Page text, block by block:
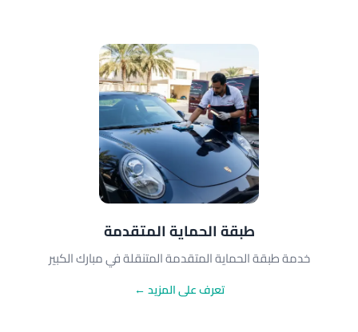
طبقة الحماية المتقدمة
خدمة طبقة الحماية المتقدمة المتنقلة في مبارك الكبير
تعرف على المزيد ←